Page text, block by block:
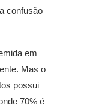
confusão
em
Mas o
possui
70% é